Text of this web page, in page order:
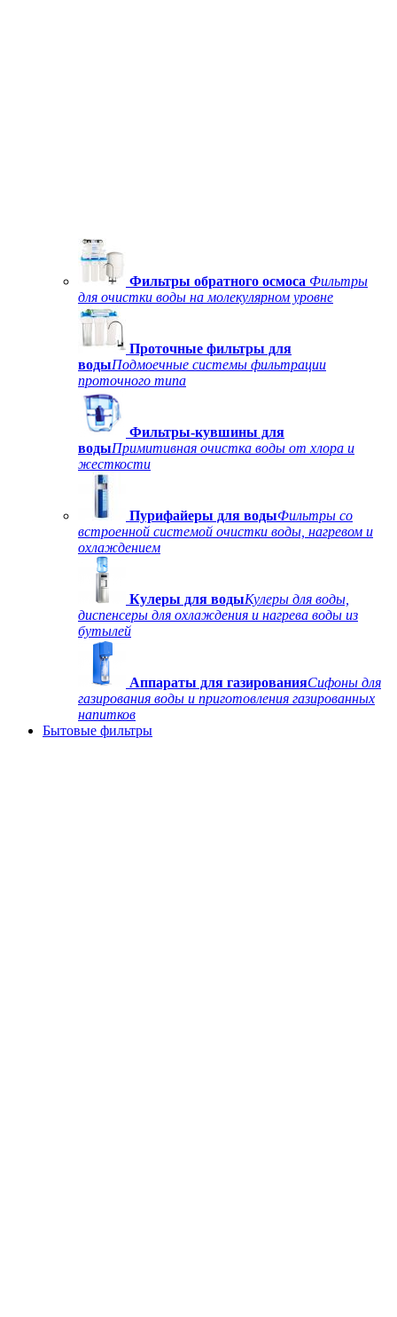
Фильтры обратного осмоса Фильтры
для очистки воды на молекулярном уровне
Проточные фильтры для
водыПодмоечные системы фильтрации
проточного типа
Фильтры-кувшины для
водыПримитивная очистка воды от хлора и
жесткости
Пурифайеры для водыФильтры со
встроенной системой очистки воды, нагревом и
охлаждением
Кулеры для водыКулеры для воды,
диспенсеры для охлаждения и нагрева воды из
бутылей
Аппараты для газированияСифоны для
газирования воды и приготовления газированных
напитков
Бытовые фильтры